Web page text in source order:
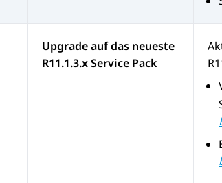
Upgrade auf das neueste
R11.1.3.x Service Pack